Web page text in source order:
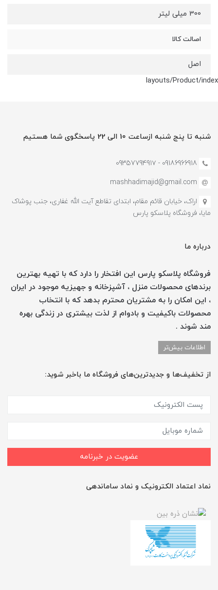
300 میلی لیتر
اصالت کالا
اصل
layouts/Product/index
شنبه تا پنج شنبه ازساعت 10 الی 22 پاسخگوی شما هستیم
09186966918 - 0935779491۷
mashhadimajid@gmail.com
اراک، خیابان قائم مقام، ابتدای تقاطع آیت الله غفاری، جنب پوشاک
مایا، فروشگاه پلاسکو پارس
درباره ما
فروشگاه پلاسکو پارس این افتخار را دارد که با تهیه بهترین
برندهای محصولات منزل ، آشپزخانه و جهیزیه موجود در ایران
، این امکان را به مشتریان محترم بدهد که با انتخاب
محصولات باکیفیت و بادوام از لذت بیشتری در زندگی بهره
مند شوند .
اطلاعات بیش‌تر
از تخفیف‌ها و جدیدترین‌های فروشگاه ما باخبر شوید:
عضویت در خبرنامه
نماد اعتماد الکترونیک و نماد ساماندهی